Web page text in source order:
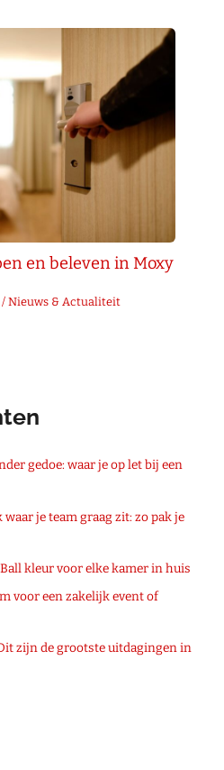
en beleven in Moxy
/Nieuws & Actualiteit
gedoe: waar je op let bij een
je team graag zit: zo pak je
kleur voor elke kamer in huis
voor een zakelijk event of
zijn de grootste uitdagingen in